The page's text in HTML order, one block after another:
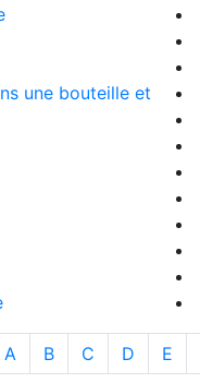
une bouteille et
A B C D E